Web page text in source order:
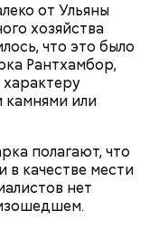
от Ульяны
хозяйства
что это было
Рантхамбор,
камнями или
полагают, что
в качестве мести
нет
в
к миллиону, —
нет
городов,
забывая о
назад был создан
год — период,
мировых войн,
И в
к проблемам
изменений